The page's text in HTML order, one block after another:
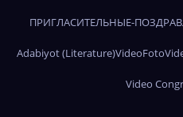
ПРИГЛАСИТЕЛЬНЫЕ-
Adabiyot (Literature)VideoFoto
Video